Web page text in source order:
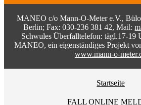
MANEO c/o Mann-O-Meter e.V.,
Berlin; Fax: 030-236 381 42, Mail:
Schwules Überfalltelefon: tägl.17-19
MANEO, ein eigenständiges Projekt
www.mann-o-
Startseite
FALL ONLINE